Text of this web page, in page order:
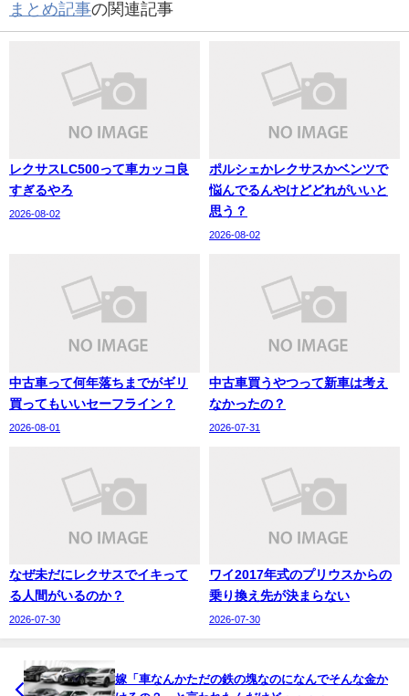
まとめ記事の関連記事
レクサスLC500って車カッコ良
すぎるやろ
2026-08-02
ポルシェかレクサスかベンツで
悩んでるんやけどどれがいいと
思う？
2026-08-02
中古車って何年落ちまでがギリ
買ってもいいセーフライン？
2026-08-01
中古車買うやつって新車は考え
なかったの？
2026-07-31
なぜ未だにレクサスでイキって
る人間がいるのか？
2026-07-30
ワイ2017年式のプリウスからの
乗り換え先が決まらない
2026-07-30
嫁「車なんかただの鉄の塊なのになんでそんな金か